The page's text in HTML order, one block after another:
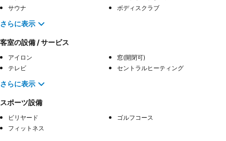
サウナ
ボディスクラブ
さらに表示
客室の設備 / サービス
アイロン
窓(開閉可)
テレビ
セントラルヒーティング
さらに表示
スポーツ設備
ビリヤード
ゴルフコース
フィットネス